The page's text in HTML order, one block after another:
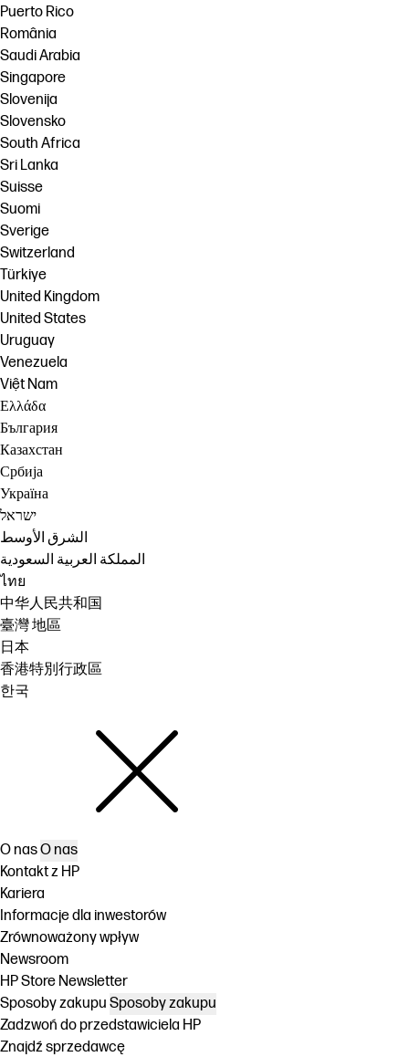
Puerto Rico
România
Saudi Arabia
Singapore
Slovenija
Slovensko
South Africa
Sri Lanka
Suisse
Suomi
Sverige
Switzerland
Türkiye
United Kingdom
United States
Uruguay
Venezuela
Việt Nam
Ελλάδα
България
Казахстан
Србија
Україна
ישראל
الشرق الأوسط
المملكة العربية السعودية
ไทย
中华人民共和国
臺灣 地區
日本
香港特別行政區
한국
O nasO nas
Kontakt z HP
Kariera
Informacje dla inwestorów
Zrównoważony wpływ
Newsroom
HP Store Newsletter
Sposoby zakupu Sposoby zakupu
Zadzwoń do przedstawiciela HP
Znajdź sprzedawcę